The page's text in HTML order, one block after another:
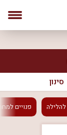
סינון
להלילה פנויים